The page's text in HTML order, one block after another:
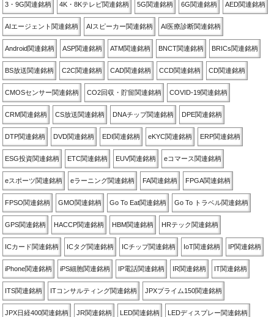
3・9G関連銘柄 4K・8Kテレビ関連銘柄 5G関連銘柄 6G関連銘柄 AED関連銘柄
AIエージェント関連銘柄 AIスピーカー関連銘柄 AI医療診断関連銘柄
Android関連銘柄 ASP関連銘柄 ATM関連銘柄 BNCT関連銘柄 BRICs関連銘柄
BS放送関連銘柄 C2C関連銘柄 CAD関連銘柄 CCD関連銘柄 CD関連銘柄
CMOSセンサー関連銘柄 CO2回収・貯留関連銘柄 COVID-19関連銘柄
CRM関連銘柄 CS放送関連銘柄 DNAチップ関連銘柄 DPE関連銘柄
DTP関連銘柄 DVD関連銘柄 EDI関連銘柄 eKYC関連銘柄 ERP関連銘柄
ESG投資関連銘柄 ETC関連銘柄 EUV関連銘柄 eコマース関連銘柄
eスポーツ関連銘柄 eラーニング関連銘柄 FA関連銘柄 FPGA関連銘柄
FPSO関連銘柄 GMO関連銘柄 Go To Eat関連銘柄 Go To トラベル関連銘柄
GPS関連銘柄 HACCP関連銘柄 HBM関連銘柄 HRテック関連銘柄
ICカード関連銘柄 ICタグ関連銘柄 ICチップ関連銘柄 IoT関連銘柄 IP関連銘柄
iPhone関連銘柄 iPS細胞関連銘柄 IP電話関連銘柄 IR関連銘柄 IT関連銘柄
ITS関連銘柄 ITコンサルティング関連銘柄 JPXプライム150関連銘柄
JPX日経400関連銘柄 JR関連銘柄 LED関連銘柄 LEDディスプレー関連銘柄